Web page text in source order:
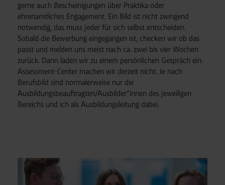
gerne auch Bescheinigungen über Praktika oder
ehrenamtliches Engagement. Ein Bild ist nicht zwingend
notwendig, das muss jeder für sich selbst entscheiden.
Sobald die Bewerbung eingegangen ist, checken wir ob das
passt und melden uns meist nach ca. zwei bis vier Wochen
zurück. Dann laden wir zu einem persönlichen Gespräch ein.
Assessment-Center machen wir derzeit nicht. Je nach
Berufsbild sind normalerweise nur die
Ausbildungsbeauftragten/Ausbilder*innen des jeweiligen
Bereichs und ich als Ausbildungsleitung dabei.